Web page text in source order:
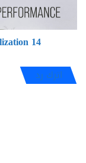
14
اترك رد